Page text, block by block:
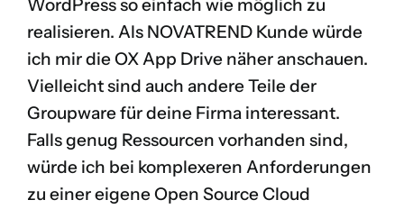
WordPress so einfach wie möglich zu
realisieren. Als NOVATREND Kunde würde
ich mir die OX App Drive näher anschauen.
Vielleicht sind auch andere Teile der
Groupware für deine Firma interessant.
Falls genug Ressourcen vorhanden sind,
würde ich bei komplexeren Anforderungen
zu einer eigene Open Source Cloud